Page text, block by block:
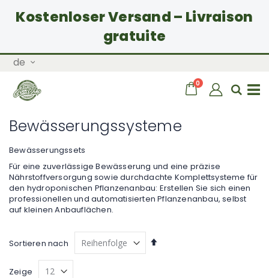
Kostenloser Versand – Livraison
gratuite
Zum
springen
Sprache
de
Wagen
0 Artikel
Bewässerungssysteme
Bewässerungssets
Für eine zuverlässige Bewässerung und eine präzise
Nährstoffversorgung sowie durchdachte Komplettsysteme für
den hydroponischen Pflanzenanbau: Erstellen Sie sich einen
professionellen und automatisierten Pflanzenanbau, selbst
auf kleinen Anbauflächen.
Sortieren nach
Absteigend
Zeige